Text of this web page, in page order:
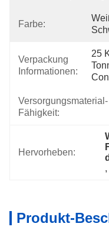
Farbe:
Verpackung
Informationen:
25
Versorgungsmaterial-
Fähigkeit:
Hervorheben:
,
Produkt-